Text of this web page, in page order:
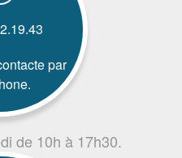
par
de 10h à 17h30.